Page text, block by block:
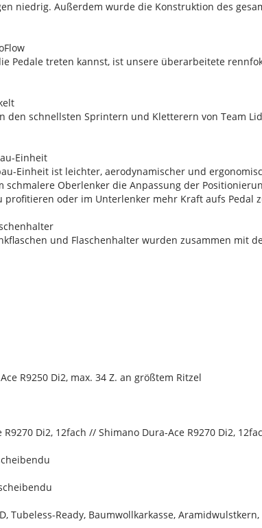
niedrig. Außerdem wurde die Konstruktion des
Pedale treten kannst, ist unsere überarbeitete
den schnellsten Sprintern und Kletterern von Team
Einheit
Einheit ist leichter, aerodynamischer und
schmalere Oberlenker die Anpassung der
profitieren oder im Unterlenker mehr Kraft aufs Pedal
und Flaschenhalter wurden zusammen mit
R9250 Di2, max. 34 Z. an größtem Ritzel
Di2, 12fach // Shimano Dura-Ace R9270 Di2,
Tubeless-Ready, Baumwollkarkasse, Aramidwulstkern,